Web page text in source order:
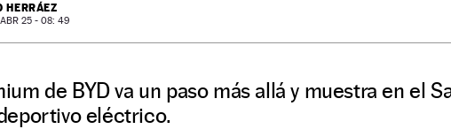
HERRÁEZ
25 - 08: 49
de BYD va un paso más allá y muestra en el
eléctrico.